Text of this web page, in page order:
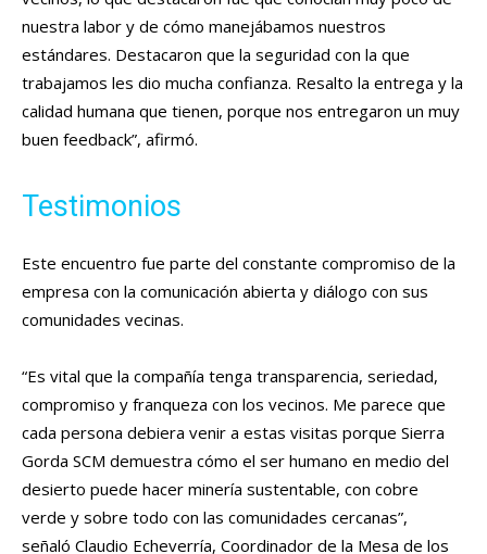
nuestra labor y de cómo manejábamos nuestros
estándares. Destacaron que la seguridad con la que
trabajamos les dio mucha confianza. Resalto la entrega y la
calidad humana que tienen, porque nos entregaron un muy
buen feedback”, afirmó.
Testimonios
Este encuentro fue parte del constante compromiso de la
empresa con la comunicación abierta y diálogo con sus
comunidades vecinas.
“Es vital que la compañía tenga transparencia, seriedad,
compromiso y franqueza con los vecinos. Me parece que
cada persona debiera venir a estas visitas porque Sierra
Gorda SCM demuestra cómo el ser humano en medio del
desierto puede hacer minería sustentable, con cobre
verde y sobre todo con las comunidades cercanas”,
señaló Claudio Echeverría, Coordinador de la Mesa de los